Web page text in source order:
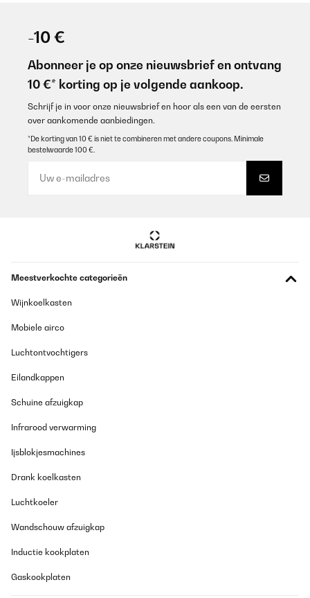
-10 €
Abonneer je op onze nieuwsbrief en ontvang
10 €* korting op je volgende aankoop.
Schrijf je in voor onze nieuwsbrief en hoor als een van de eersten
over aankomende aanbiedingen.
*De korting van 10 € is niet te combineren met andere coupons. Minimale
bestelwaarde 100 €.
Meestverkochte categorieën
Wijnkoelkasten
Mobiele airco
Luchtontvochtigers
Eilandkappen
Schuine afzuigkap
Infrarood verwarming
Ijsblokjesmachines
Drank koelkasten
Luchtkoeler
Wandschouw afzuigkap
Inductie kookplaten
Gaskookplaten